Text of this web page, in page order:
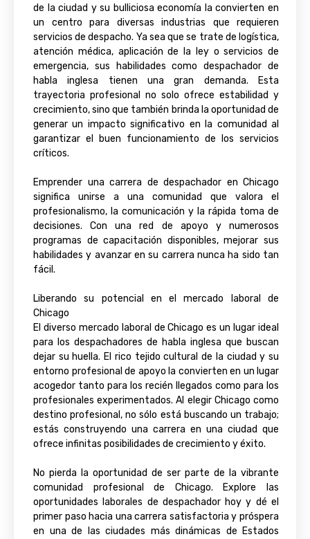
de la ciudad y su bulliciosa economía la convierten en
un centro para diversas industrias que requieren
servicios de despacho. Ya sea que se trate de logística,
atención médica, aplicación de la ley o servicios de
emergencia, sus habilidades como despachador de
habla inglesa tienen una gran demanda. Esta
trayectoria profesional no solo ofrece estabilidad y
crecimiento, sino que también brinda la oportunidad de
generar un impacto significativo en la comunidad al
garantizar el buen funcionamiento de los servicios
críticos.
Emprender una carrera de despachador en Chicago
significa unirse a una comunidad que valora el
profesionalismo, la comunicación y la rápida toma de
decisiones. Con una red de apoyo y numerosos
programas de capacitación disponibles, mejorar sus
habilidades y avanzar en su carrera nunca ha sido tan
fácil.
Liberando su potencial en el mercado laboral de
Chicago
El diverso mercado laboral de Chicago es un lugar ideal
para los despachadores de habla inglesa que buscan
dejar su huella. El rico tejido cultural de la ciudad y su
entorno profesional de apoyo la convierten en un lugar
acogedor tanto para los recién llegados como para los
profesionales experimentados. Al elegir Chicago como
destino profesional, no sólo está buscando un trabajo;
estás construyendo una carrera en una ciudad que
ofrece infinitas posibilidades de crecimiento y éxito.
No pierda la oportunidad de ser parte de la vibrante
comunidad profesional de Chicago. Explore las
oportunidades laborales de despachador hoy y dé el
primer paso hacia una carrera satisfactoria y próspera
en una de las ciudades más dinámicas de Estados